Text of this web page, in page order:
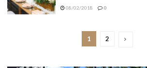
08/02/2018 0
1 2